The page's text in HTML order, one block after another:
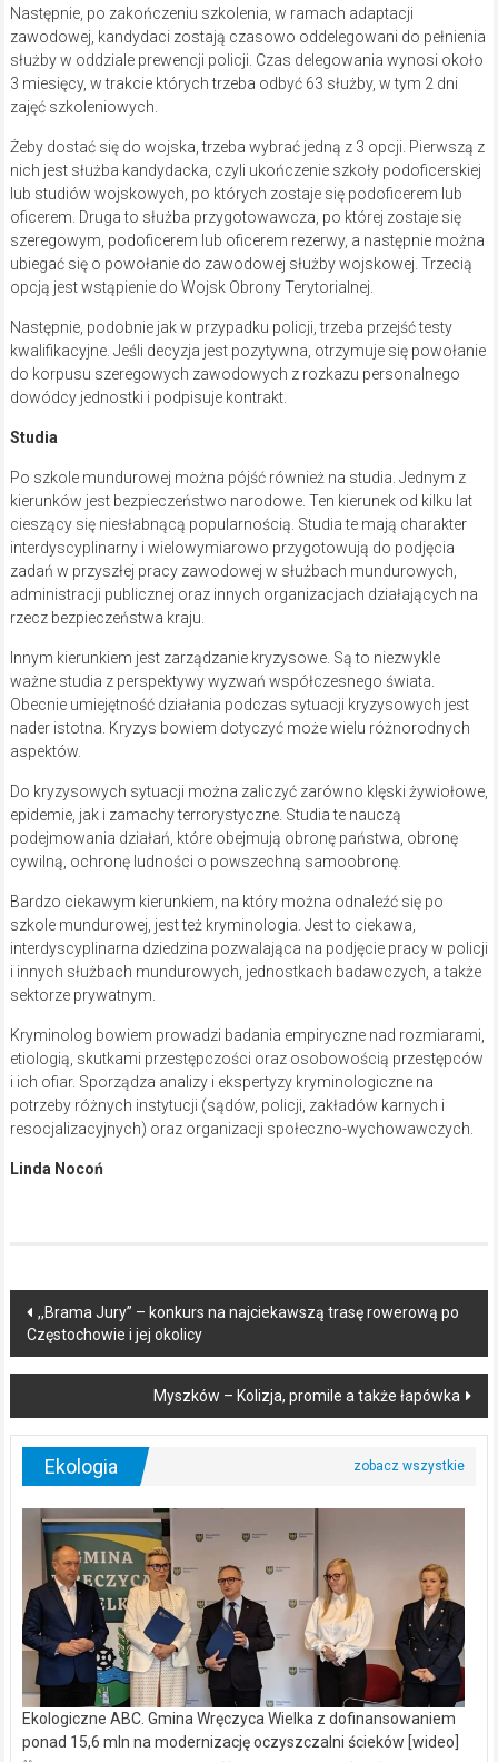
Następnie, po zakończeniu szkolenia, w ramach adaptacji
zawodowej, kandydaci zostają czasowo oddelegowani do pełnienia
służby w oddziale prewencji policji. Czas delegowania wynosi około
3 miesięcy, w trakcie których trzeba odbyć 63 służby, w tym 2 dni
zajęć szkoleniowych.
Żeby dostać się do wojska, trzeba wybrać jedną z 3 opcji. Pierwszą z
nich jest służba kandydacka, czyli ukończenie szkoły podoficerskiej
lub studiów wojskowych, po których zostaje się podoficerem lub
oficerem. Druga to służba przygotowawcza, po której zostaje się
szeregowym, podoficerem lub oficerem rezerwy, a następnie można
ubiegać się o powołanie do zawodowej służby wojskowej. Trzecią
opcją jest wstąpienie do Wojsk Obrony Terytorialnej.
Następnie, podobnie jak w przypadku policji, trzeba przejść testy
kwalifikacyjne. Jeśli decyzja jest pozytywna, otrzymuje się powołanie
do korpusu szeregowych zawodowych z rozkazu personalnego
dowódcy jednostki i podpisuje kontrakt.
Studia
Po szkole mundurowej można pójść również na studia. Jednym z
kierunków jest bezpieczeństwo narodowe. Ten kierunek od kilku lat
cieszący się niesłabnącą popularnością. Studia te mają charakter
interdyscyplinarny i wielowymiarowo przygotowują do podjęcia
zadań w przyszłej pracy zawodowej w służbach mundurowych,
administracji publicznej oraz innych organizacjach działających na
rzecz bezpieczeństwa kraju.
Innym kierunkiem jest zarządzanie kryzysowe. Są to niezwykle
ważne studia z perspektywy wyzwań współczesnego świata.
Obecnie umiejętność działania podczas sytuacji kryzysowych jest
nader istotna. Kryzys bowiem dotyczyć może wielu różnorodnych
aspektów.
Do kryzysowych sytuacji można zaliczyć zarówno klęski żywiołowe,
epidemie, jak i zamachy terrorystyczne. Studia te nauczą
podejmowania działań, które obejmują obronę państwa, obronę
cywilną, ochronę ludności o powszechną samoobronę.
Bardzo ciekawym kierunkiem, na który można odnaleźć się po
szkole mundurowej, jest też kryminologia. Jest to ciekawa,
interdyscyplinarna dziedzina pozwalająca na podjęcie pracy w policji
i innych służbach mundurowych, jednostkach badawczych, a także
sektorze prywatnym.
Kryminolog bowiem prowadzi badania empiryczne nad rozmiarami,
etiologią, skutkami przestępczości oraz osobowością przestępców
i ich ofiar. Sporządza analizy i ekspertyzy kryminologiczne na
potrzeby różnych instytucji (sądów, policji, zakładów karnych i
resocjalizacyjnych) oraz organizacji społeczno-wychowawczych.
Linda Nocoń
Post
navigation
,,Brama Jury” – konkurs na najciekawszą trasę rowerową po
Częstochowie i jej okolicy
Myszków – Kolizja, promile a także łapówka
Ekologia
Ekologiczne ABC. Gmina Wręczyca Wielka z dofinansowaniem
ponad 15,6 mln na modernizację oczyszczalni ścieków [wideo]